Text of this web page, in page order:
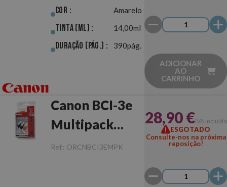
Cor : Amarelo
Tinta (ml) : 14,00ml
Duração (pág.) : 390pág.
ADICIONAR
AO
CARRINHO
Canon BCI-3e
Multipack
Original
Ref.: ORCNBCI3EMPK
28,90 €IVA incluído
ESGOTADO
Consulte-nos na próxima
reposição!